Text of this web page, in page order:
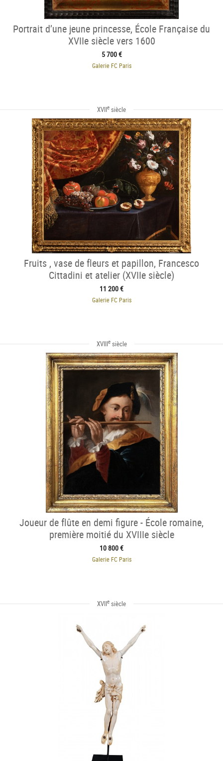
Portrait d’une jeune princesse, École Française du
XVIIe siècle vers 1600
5 700 €
Galerie FC Paris
XVIIe siècle
Fruits , vase de fleurs et papillon, Francesco
Cittadini et atelier (XVIIe siècle)
11 200 €
Galerie FC Paris
XVIIIesiècle
Joueur de flûte en demi figure - École romaine,
première moitié du XVIIIe siècle
10 800 €
Galerie FC Paris
XVIIe siècle